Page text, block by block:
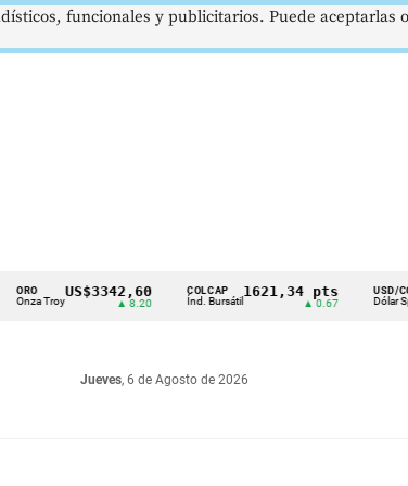
Troy
US$3342,60 COLCAP
Índ. Bursátil
1621,34 pts USD/COP
Dólar Spot ▲
Jueves, 6 de Agosto de 2026
funcionales y publicitarios. Puede aceptarlas